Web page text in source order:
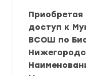
Приобретая
доступ к
ВСОШ по